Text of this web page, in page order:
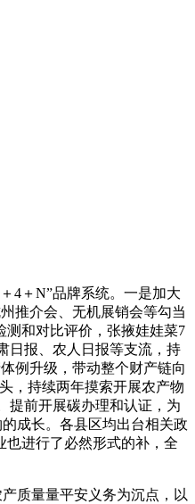
4＋N”品牌系统。一是加大
推介会、无机展销会等勾当
测和对比评价，张掖娃娃菜7
日报、农人日报等支流，持
例升级，带动整个财产链向
，持续两年摸索开展农产物
提前开展碳办理和认证，为
成长。各县区均出台相关政
也进行了必然形式的补，全
质量量平安义务为沉点，以